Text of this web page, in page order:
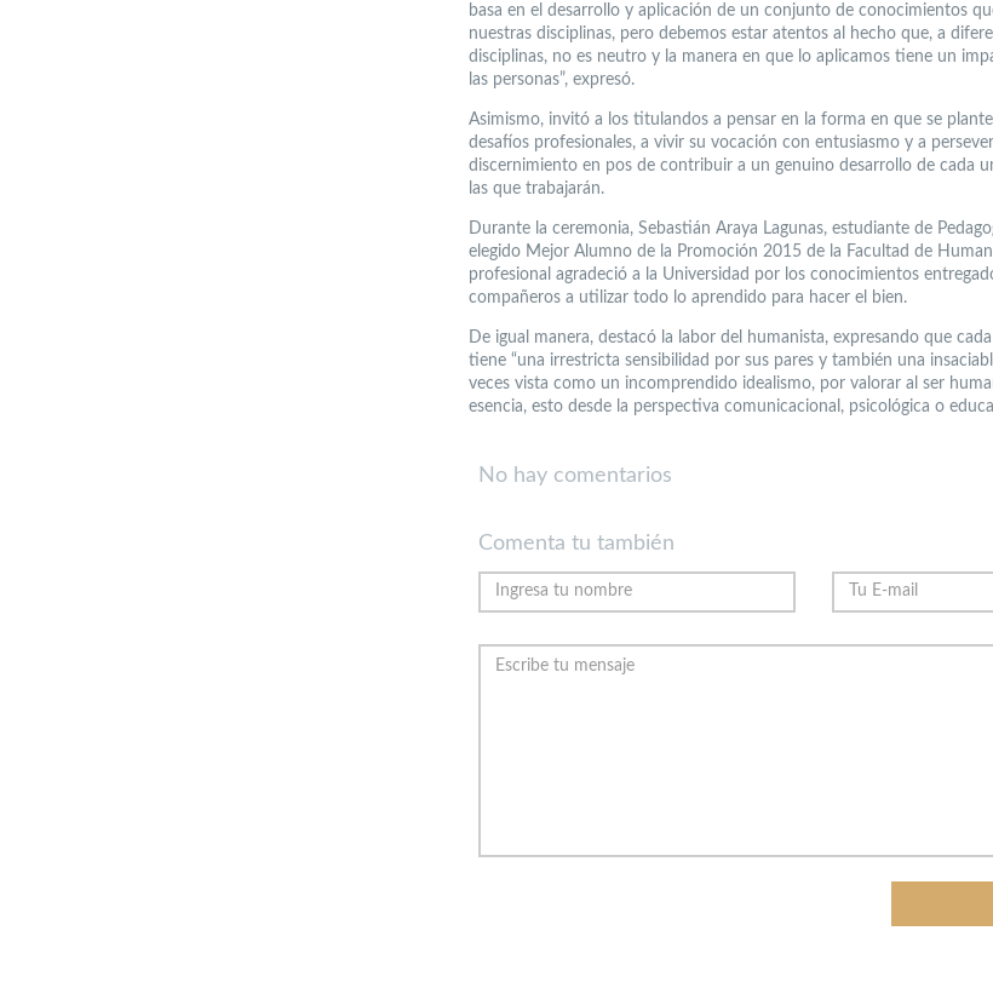
basa en el desarrollo y aplicación de un conjunto de conocimientos
nuestras disciplinas, pero debemos estar atentos al hecho que, a
disciplinas, no es neutro y la manera en que lo aplicamos tiene un
las personas”, expresó.
Asimismo, invitó a los titulandos a pensar en la forma en que se
desafíos profesionales, a vivir su vocación con entusiasmo y a
discernimiento en pos de contribuir a un genuino desarrollo de cada
las que trabajarán.
Durante la ceremonia, Sebastián Araya Lagunas, estudiante de
elegido Mejor Alumno de la Promoción 2015 de la Facultad de
profesional agradeció a la Universidad por los conocimientos
compañeros a utilizar todo lo aprendido para hacer el bien.
De igual manera, destacó la labor del humanista, expresando que
tiene “una irrestricta sensibilidad por sus pares y también una
veces vista como un incomprendido idealismo, por valorar al ser
esencia, esto desde la perspectiva comunicacional, psicológica o
No hay comentarios
Comenta tu también